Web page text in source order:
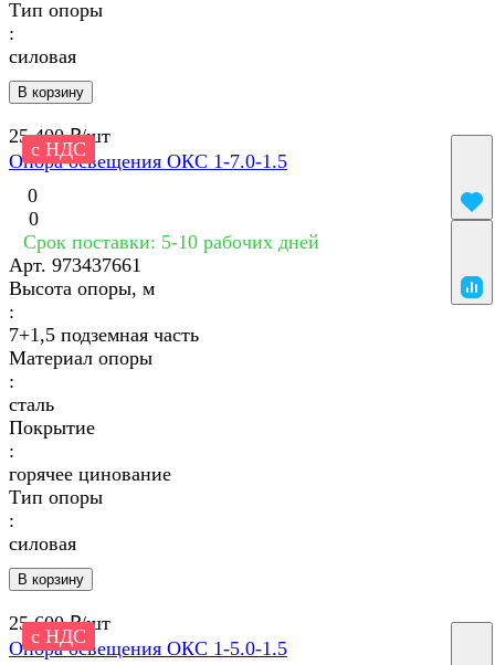
В корзину
Тип опоры
:
силовая
с НДС
25 400 ₽/шт
Опора освещения ОКС 1-7.0-1.5
0
0
Срок поставки: 5-10 рабочих дней
Арт. 973437661
В корзину
Высота опоры, м
:
7+1,5 подземная часть
Материал опоры
:
сталь
Покрытие
:
горячее цинование
Тип опоры
:
силовая
с НДС
25 600 ₽/шт
Опора освещения ОКС 1-5.0-1.5